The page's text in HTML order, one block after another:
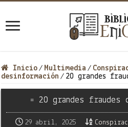
Inicio / Multimedia /
desinformación / 20 grandes
= 20 grandes
29 abril, 2025